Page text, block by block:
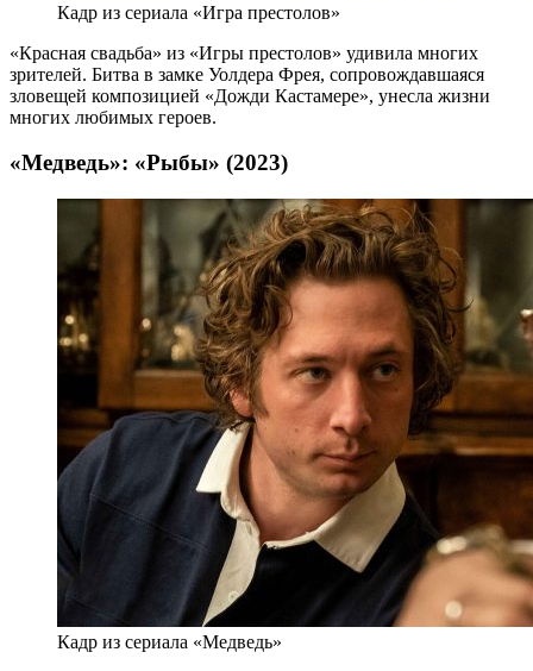
Кадр из сериала «Игра престолов»
«Красная свадьба» из «Игры престолов» удивила многих
зрителей. Битва в замке Уолдера Фрея, сопровождавшаяся
зловещей композицией «Дожди Кастамере», унесла жизни
многих любимых героев.
«Медведь»: «Рыбы» (2023)
Кадр из сериала «Медведь»